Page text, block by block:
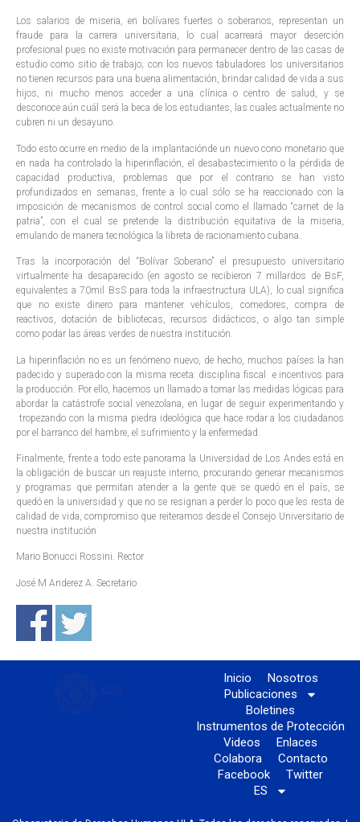
Los salarios de miseria, en bolívares fuertes o soberanos, representan un
fraude para la carrera universitaria, lo cual acarreará mayor deserción
profesional pues no existe motivación para permanecer dentro de las casas de
estudio como sitio de trabajo; con los nuevos tabuladores los universitarios
no tienen recursos para una buena alimentación, brindar calidad de vida a sus
hijos, ni mucho menos acceder a una clínica o centro de salud, y se
desconoce aún cuál será la beca de los estudiantes, las cuales actualmente no
cubren ni un desayuno.
Todo esto ocurre en medio de la implantaciónde un nuevo cono monetario que
en nada ha controlado la hiperinflación, el desabastecimiento o la pérdida de
capacidad productiva, problemas que por el contrario se han visto
profundizados en semanas, frente a lo cual sólo se ha reaccionado con la
imposición de mecanismos de control social como el llamado “carnet de la
patria”, con el cual se pretende la distribución equitativa de la miseria,
emulando de manera tecnológica la libreta de racionamiento cubana.
Tras la incorporación del “Bolívar Soberano” el presupuesto universitario
virtualmente ha desaparecido (en agosto se recibieron 7 millardos de BsF,
equivalentes a 70mil BsS para toda la infraestructura ULA), lo cual significa
que no existe dinero para mantener vehículos, comedores, compra de
reactivos, dotación de bibliotecas, recursos didácticos, o algo tan simple
como podar las áreas verdes de nuestra institución.
La hiperinflación no es un fenómeno nuevo, de hecho, muchos países la han
padecido y superado con la misma receta: disciplina fiscal e incentivos para
la producción. Por ello, hacemos un llamado a tomar las medidas lógicas para
abordar la catástrofe social venezolana, en lugar de seguir experimentando y
tropezando con la misma piedra ideológica que hace rodar a los ciudadanos
por el barranco del hambre, el sufrimiento y la enfermedad.
Finalmente, frente a todo este panorama la Universidad de Los Andes está en
la obligación de buscar un reajuste interno, procurando generar mecanismos
y programas que permitan atender a la gente que se quedó en el país, se
quedó en la universidad y que no se resignan a perder lo poco que les resta de
calidad de vida, compromiso que reiteramos desde el Consejo Universitario de
nuestra institución
Mario Bonucci Rossini. Rector
José M Anderez A. Secretario
Inicio
Nosotros
Publicaciones
Boletines
Instrumentos de Protección
Videos
Enlaces
Colabora
Contacto
Facebook
Twitter
ES